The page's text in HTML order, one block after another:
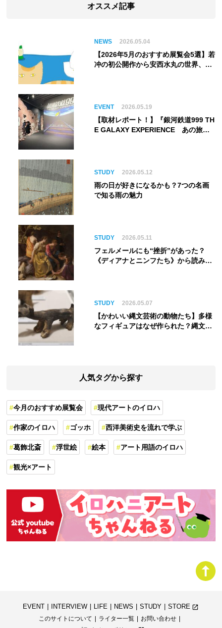
オススメ記事
NEWS 2026.05.04
【2026年5月のおすすめ展覧会5選】若
冲の初公開作から安西水丸の世界、そ
EVENT 2026.05.19
【取材レポート！】『銀河鉄道999 TH
E GALAXY EXPERIENCE あの旅
ム】
STUDY 2026.05.12
雨の日が好きになるかも？7つの名画
で知る雨の魅力
STUDY 2026.05.11
フェルメールにも“挫折”があった？
《ディアナとニンフたち》から読み解
STUDY 2026.05.07
【かわいい縄文芸術の動物たち】多様
なフィギュアはなぜ作られた？縄文人
人気タグから探す
今月のおすすめ展覧会 現代アートのイロハ
作家のイロハ ゴッホ 西洋美術史を流れで学ぶ
葛飾北斎 浮世絵 絵本 アート用語のイロハ
観光×アート
EVENT INTERVIEW LIFE NEWS STUDY STORE launch
このサイトについて
ライター一覧
お問い合わせ